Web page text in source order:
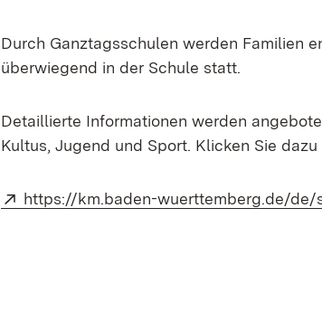
Durch Ganztagsschulen werden Familien
überwiegend in der Schule statt.
Detaillierte Informationen werden
Kultus, Jugend und Sport. Klicken Sie
Extern:
https://km.baden-wuerttemberg.de/